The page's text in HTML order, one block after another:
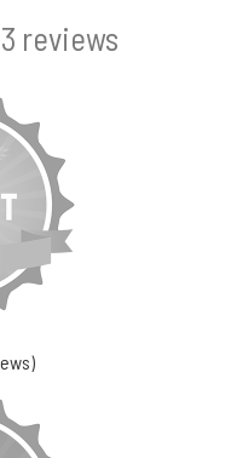
3 reviews